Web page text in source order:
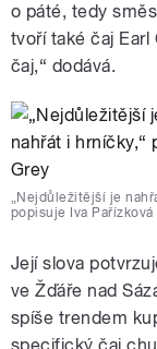
o páté, tedy
tvoří také čaj Earl
čaj,“ dodává.
„Nejdůležitější je
popisuje Iva
Její slova
ve Žďáře nad
spíše trendem